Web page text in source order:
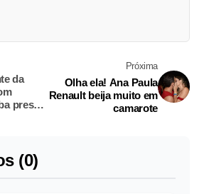
da
preso
Próxima
Olha ela! Ana Paula
Renault beija muito em
camarote
(0)